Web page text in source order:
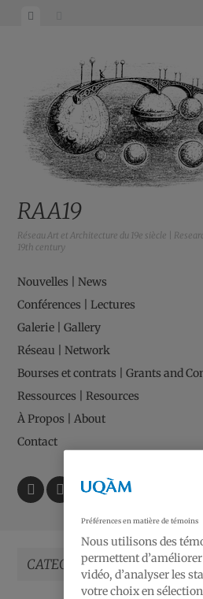
RAA19
Réseau Art et Architecture du 19e siècle |
19th century
Nouvelles | News
Conférences | Lectures
Galerie | Gallery
Réseau | Network
Bourses et contrats | Grants and
Ressources | Resources
À Propos | About
Contact
CATEGORY / 2024/2025
Préférences en matière de témoins
Nous utilisons des
permettent
vidéo, d’analyser les
votre choix en